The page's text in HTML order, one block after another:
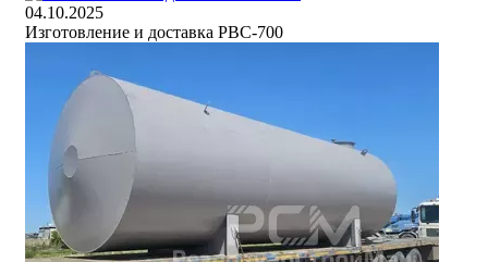
04.10.2025
Изготовление и доставка РВС-700